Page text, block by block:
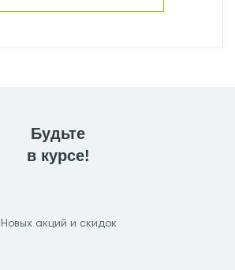
Будьте
в курсе!
Новых акций и скидок